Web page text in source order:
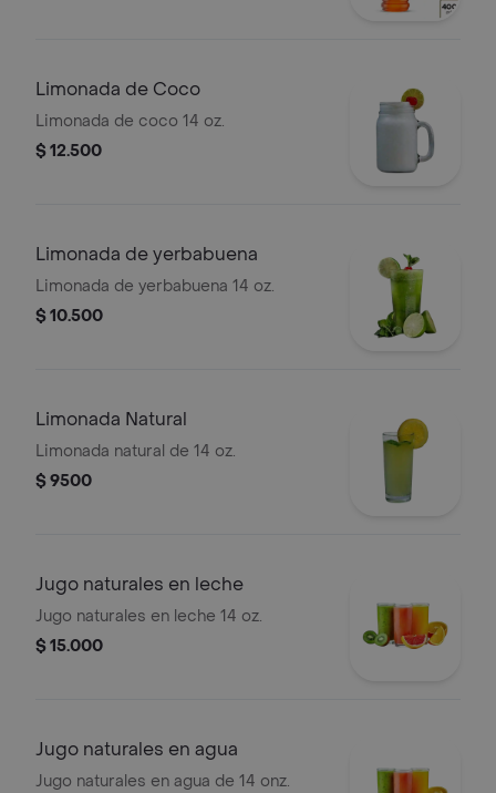
Limonada de Coco
Limonada de coco 14 oz.
$ 12.500
Limonada de yerbabuena
Limonada de yerbabuena 14 oz.
$ 10.500
Limonada Natural
Limonada natural de 14 oz.
$ 9500
Jugo naturales en leche
Jugo naturales en leche 14 oz.
$ 15.000
Jugo naturales en agua
Jugo naturales en agua de 14 onz.